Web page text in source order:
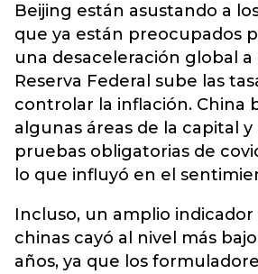
Beijing están asustando a
que ya están preocupados
una desaceleración global a
Reserva Federal sube las
controlar la inflación. China
algunas áreas de la capital
pruebas obligatorias de
lo que influyó en el
Incluso, un amplio indicador
chinas cayó al nivel más
años, ya que los